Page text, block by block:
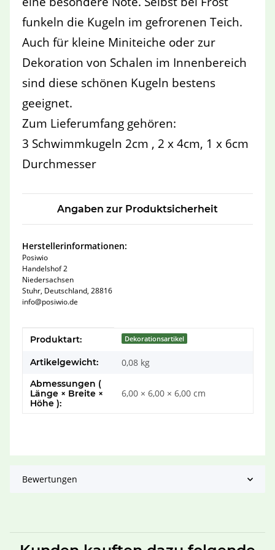
funkeln die Kugeln im gefrorenen Teich.
Auch für kleine Miniteiche oder zur
Dekoration von Schalen im Innenbereich
sind diese schönen Kugeln bestens
geeignet.
Zum Lieferumfang gehören:
3 Schwimmkugeln 2cm , 2 x 4cm, 1 x 6cm
Durchmesser
Angaben zur Produktsicherheit
Herstellerinformationen:
Posiwio
Handelshof 2
Niedersachsen
Stuhr, Deutschland, 28816
info@posiwio.de
Produkteigenschaft
Wert
Produktart: Dekorationsartikel
Artikelgewicht: 0,08 kg
Abmessungen (
Länge × Breite ×
Höhe ):
6,00 × 6,00 × 6,00 cm
Bewertungen